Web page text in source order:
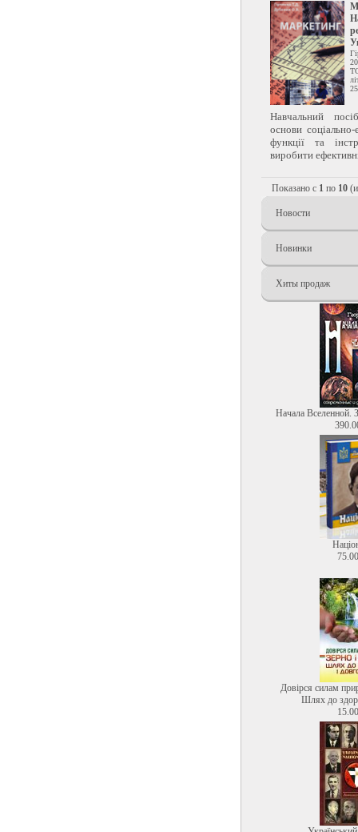
Навчальний
основи
функції та
виробити
Показано с 1 по 10
Новости
Новинки
Хиты продаж
Начала Вселенной.
Довірся силам
Шлях до